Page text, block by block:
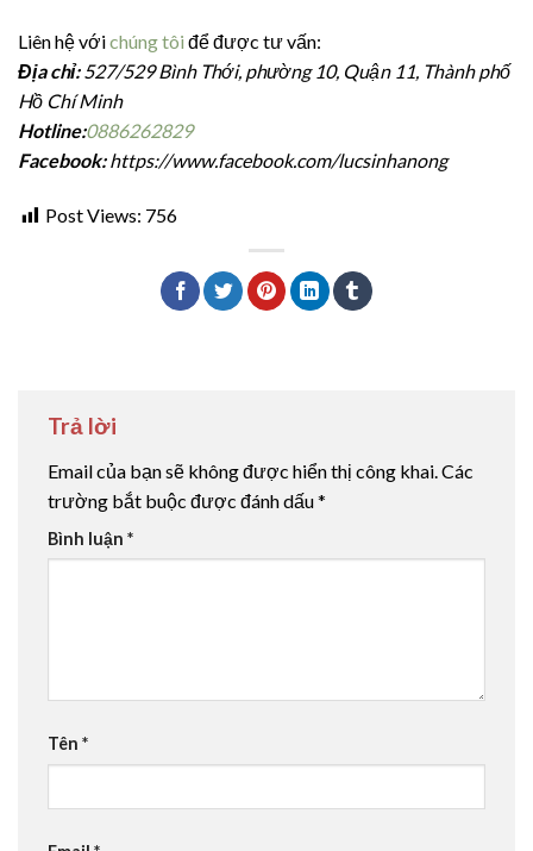
Liên hệ vớichúng tôi để được tư vấn:
Địa chỉ:527/529 Bình Thới, phường 10, Quận 11, Thành phố
Hồ Chí Minh
Hotline:0886262829
Facebook:https://www.facebook.com/lucsinhanong
Post Views: 756
Trả lời
Email của bạn sẽ không được hiển thị công khai. Các
trường bắt buộc được đánh dấu*
Bình luận *
Tên *